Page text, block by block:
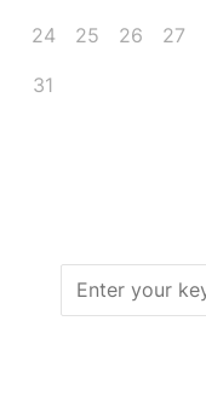
24 25 26 27
31